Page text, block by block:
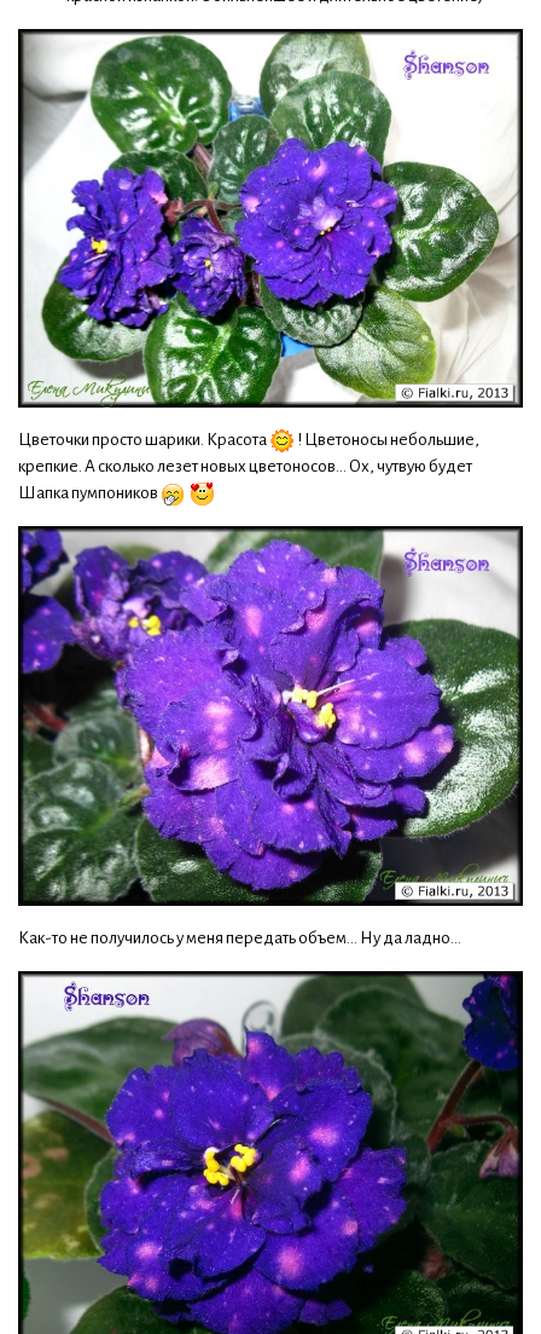
Цветочки просто шарики. Красота
! Цветоносы небольшие,
крепкие. А сколько лезет новых цветоносов... Ох, чутвую будет
Шапка пумпоников
Как-то не получилось у меня передать объем... Ну да ладно...